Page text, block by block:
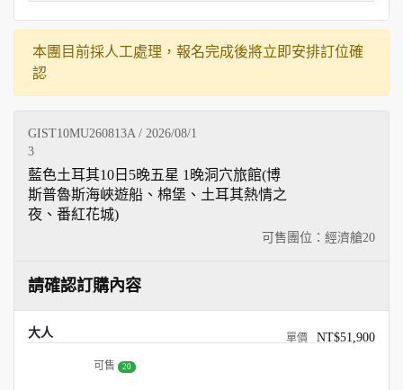
本團目前採人工處理，報名完成後將立即安排訂位確
認
GIST10MU260813A / 2026/08/1
3
可售團位：經濟艙20
藍色土耳其10日5晚五星 1晚洞穴旅館(博
斯普魯斯海峽遊船、棉堡、土耳其熱情之
夜、番紅花城)
請確認訂購內容
大人 NT$51,900
可售 20